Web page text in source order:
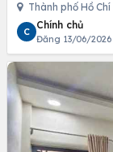
Thành phố Hồ Chí
C
Chính chủ
Đăng 13/06/2026